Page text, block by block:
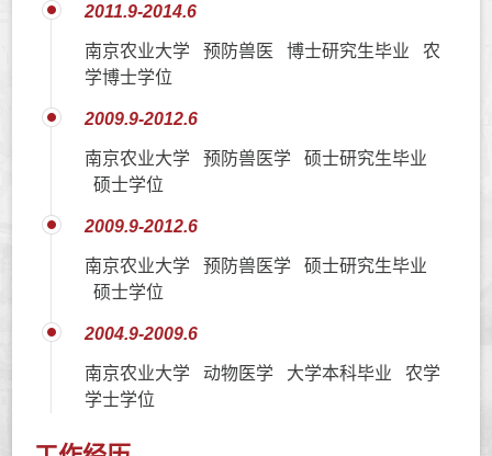
2011.9-2014.6
南京农业大学 预防兽医 博士研究生毕业 农
学博士学位
2009.9-2012.6
南京农业大学 预防兽医学 硕士研究生毕业
硕士学位
2009.9-2012.6
南京农业大学 预防兽医学 硕士研究生毕业
硕士学位
2004.9-2009.6
南京农业大学 动物医学 大学本科毕业 农学
学士学位